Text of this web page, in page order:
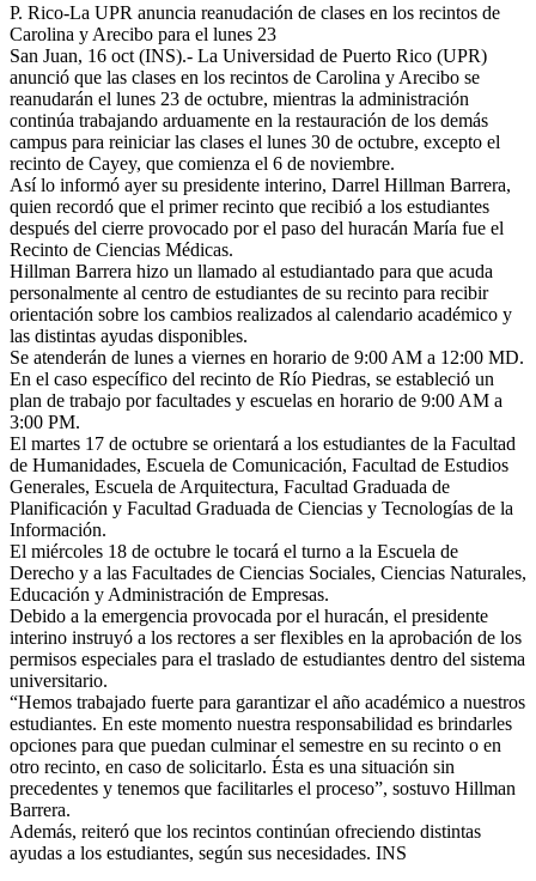
P. Rico-La UPR anuncia reanudación de clases en los recintos de
Carolina y Arecibo para el lunes 23
San Juan, 16 oct (INS).- La Universidad de Puerto Rico (UPR)
anunció que las clases en los recintos de Carolina y Arecibo se
reanudarán el lunes 23 de octubre, mientras la administración
continúa trabajando arduamente en la restauración de los demás
campus para reiniciar las clases el lunes 30 de octubre, excepto el
recinto de Cayey, que comienza el 6 de noviembre.
Así lo informó ayer su presidente interino, Darrel Hillman Barrera,
quien recordó que el primer recinto que recibió a los estudiantes
después del cierre provocado por el paso del huracán María fue el
Recinto de Ciencias Médicas.
Hillman Barrera hizo un llamado al estudiantado para que acuda
personalmente al centro de estudiantes de su recinto para recibir
orientación sobre los cambios realizados al calendario académico y
las distintas ayudas disponibles.
Se atenderán de lunes a viernes en horario de 9:00 AM a 12:00 MD.
En el caso específico del recinto de Río Piedras, se estableció un
plan de trabajo por facultades y escuelas en horario de 9:00 AM a
3:00 PM.
El martes 17 de octubre se orientará a los estudiantes de la Facultad
de Humanidades, Escuela de Comunicación, Facultad de Estudios
Generales, Escuela de Arquitectura, Facultad Graduada de
Planificación y Facultad Graduada de Ciencias y Tecnologías de la
Información.
El miércoles 18 de octubre le tocará el turno a la Escuela de
Derecho y a las Facultades de Ciencias Sociales, Ciencias Naturales,
Educación y Administración de Empresas.
Debido a la emergencia provocada por el huracán, el presidente
interino instruyó a los rectores a ser flexibles en la aprobación de los
permisos especiales para el traslado de estudiantes dentro del sistema
universitario.
“Hemos trabajado fuerte para garantizar el año académico a nuestros
estudiantes. En este momento nuestra responsabilidad es brindarles
opciones para que puedan culminar el semestre en su recinto o en
otro recinto, en caso de solicitarlo. Ésta es una situación sin
precedentes y tenemos que facilitarles el proceso”, sostuvo Hillman
Barrera.
Además, reiteró que los recintos continúan ofreciendo distintas
ayudas a los estudiantes, según sus necesidades. INS